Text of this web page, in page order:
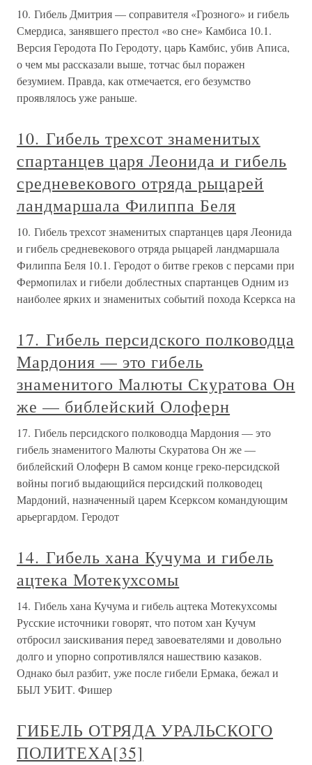
10. Гибель Дмитрия — соправителя «Грозного» и гибель
Смердиса, занявшего престол «во сне» Камбиса 10.1.
Версия Геродота По Геродоту, царь Камбис, убив Аписа,
о чем мы рассказали выше, тотчас был поражен
безумием. Правда, как отмечается, его безумство
проявлялось уже раньше.
10. Гибель трехсот знаменитых
спартанцев царя Леонида и гибель
средневекового отряда рыцарей
ландмаршала Филиппа Беля
10. Гибель трехсот знаменитых спартанцев царя Леонида
и гибель средневекового отряда рыцарей ландмаршала
Филиппа Беля 10.1. Геродот о битве греков с персами при
Фермопилах и гибели доблестных спартанцев Одним из
наиболее ярких и знаменитых событий похода Ксеркса на
17. Гибель персидского полководца
Мардония — это гибель
знаменитого Малюты Скуратова Он
же — библейский Олоферн
17. Гибель персидского полководца Мардония — это
гибель знаменитого Малюты Скуратова Он же —
библейский Олоферн В самом конце греко-персидской
войны погиб выдающийся персидский полководец
Мардоний, назначенный царем Ксерксом командующим
арьергардом. Геродот
14. Гибель хана Кучума и гибель
ацтека Мотекухсомы
14. Гибель хана Кучума и гибель ацтека Мотекухсомы
Русские источники говорят, что потом хан Кучум
отбросил заискивания перед завоевателями и довольно
долго и упорно сопротивлялся нашествию казаков.
Однако был разбит, уже после гибели Ермака, бежал и
БЫЛ УБИТ. Фишер
ГИБЕЛЬ ОТРЯДА УРАЛЬСКОГО
ПОЛИТЕХА[35]